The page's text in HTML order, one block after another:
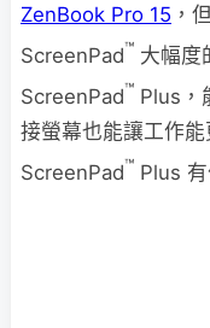
ZenBook Pro 15 ，
ScreenPad™ 大幅度
ScreenPad™ Plus，
接螢幕也能讓工作
ScreenPad™ Plus